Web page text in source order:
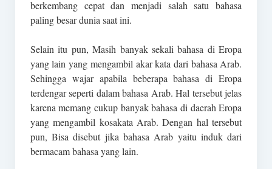
berkembang cepat dan menjadi salah satu bahasa
paling besar dunia saat ini.
Selain itu pun, Masih banyak sekali bahasa di Eropa
yang lain yang mengambil akar kata dari bahasa Arab.
Sehingga wajar apabila beberapa bahasa di Eropa
terdengar seperti dalam bahasa Arab. Hal tersebut jelas
karena memang cukup banyak bahasa di daerah Eropa
yang mengambil kosakata Arab. Dengan hal tersebut
pun, Bisa disebut jika bahasa Arab yaitu induk dari
bermacam bahasa yang lain.